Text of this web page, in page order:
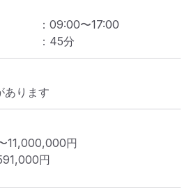
： 09:00〜17:00
： 45分
あります
11,000,000円
円